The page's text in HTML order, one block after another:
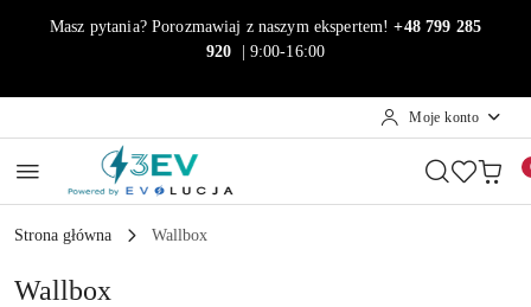
Przejdź do treści głównej
Przejdź do wyszukiwarki
Przejdź do moje konto
Przejdź do menu głównego
Przejdź do stopki
Masz pytania? Porozmawiaj z naszym ekspertem!+48 799 285
920
| 9:00-16:00
Moje konto
Strona główna Wallbox
Wallbox